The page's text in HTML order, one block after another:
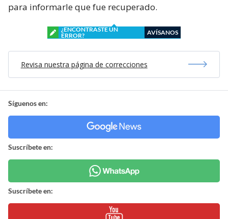
para informarle que fue recuperado.
¿ENCONTRASTE UN
ERROR?
AVÍSANOS
Revisa nuestra página de correcciones
Síguenos en:
Suscríbete en:
Suscríbete en: